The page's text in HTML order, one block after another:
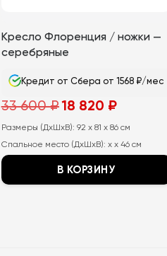
Кресло Флоренция / ножки —
серебряные
Кредит от Сбера от 1568 ₽/мес
33 600₽ Первоначальная
цена
33
₽.
18 820 ₽Текущая
цена:
820
Размеры (ДхШхВ): 92 x 81 x 86 см
Спальное место (ДхШхВ): x x 46 см
В КОРЗИНУ